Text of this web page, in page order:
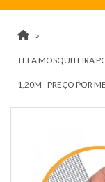
TELA MOSQUITEIRA
1,20M - PREÇO POR